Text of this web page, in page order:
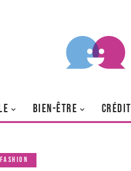
BIEN-ÊTRE CRÉDIT
FASHION